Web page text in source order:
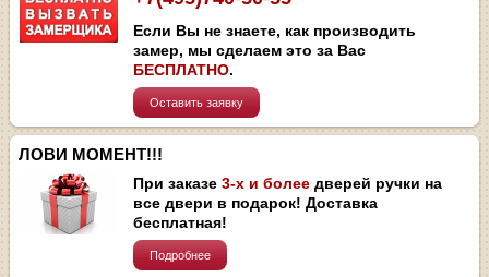
Если Вы не знаете, как производить
замер, мы сделаем это за Вас
БЕСПЛАТНО.
Оставить заявку
ЛОВИ МОМЕНТ!!!
При заказе3-х и более дверей ручки на
все двери в подарок! Доставка
бесплатная!
Подробнее